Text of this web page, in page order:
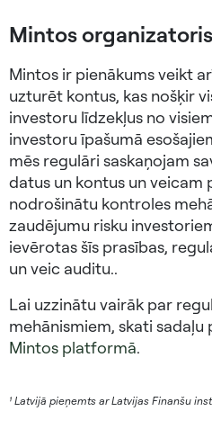
Mintos
Mintos ir pienākums veikt
uzturēt kontus, kas nošķir
investoru līdzekļus no
investoru īpašumā
mēs regulāri saskaņojam
datus un kontus un veicam
nodrošinātu kontroles
zaudējumu risku
ievērotas šīs prasības,
un veic auditu..
Lai uzzinātu vairāk par
mehānismiem, skati sadaļu
Mintos platformā.
¹ Latvijā pieņemts ar Latvijas Finanšu